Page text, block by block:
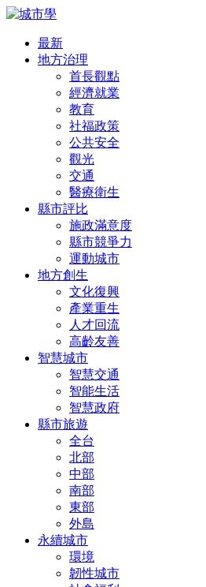
最新
地方治理
首長觀點
經濟就業
教育
社福政策
公共安全
觀光
交通
醫療衛生
縣市評比
施政滿意度
縣市競爭力
運動城市
地方創生
文化復興
產業重生
人才回流
高齡友善
智慧城市
智慧交通
智能生活
智慧政府
縣市旅遊
全台
北部
中部
南部
東部
外島
永續城市
環境
韌性城市